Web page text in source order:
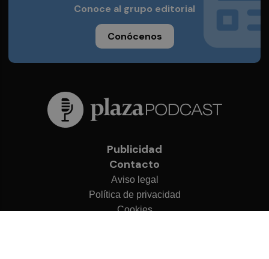
Conoce al grupo editorial
Conócenos
Publicidad
Contacto
Aviso legal
Política de privacidad
Cookies